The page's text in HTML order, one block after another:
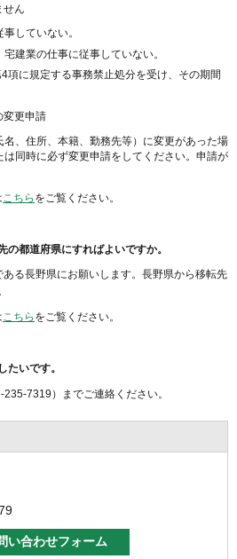
せん
していない。
建業の仕事に従事していない。
項に規定する事務禁止処分を受け、その期間
変更申請
、住所、本籍、勤務先等）に変更があった場
同時に必ず変更申請をしてください。申請が
こちら をご覧ください。
都道府県にすればよいですか。
る長野県にお願いします。長野県から移転先
こちら をご覧ください。
いです。
7319）までご連絡ください。